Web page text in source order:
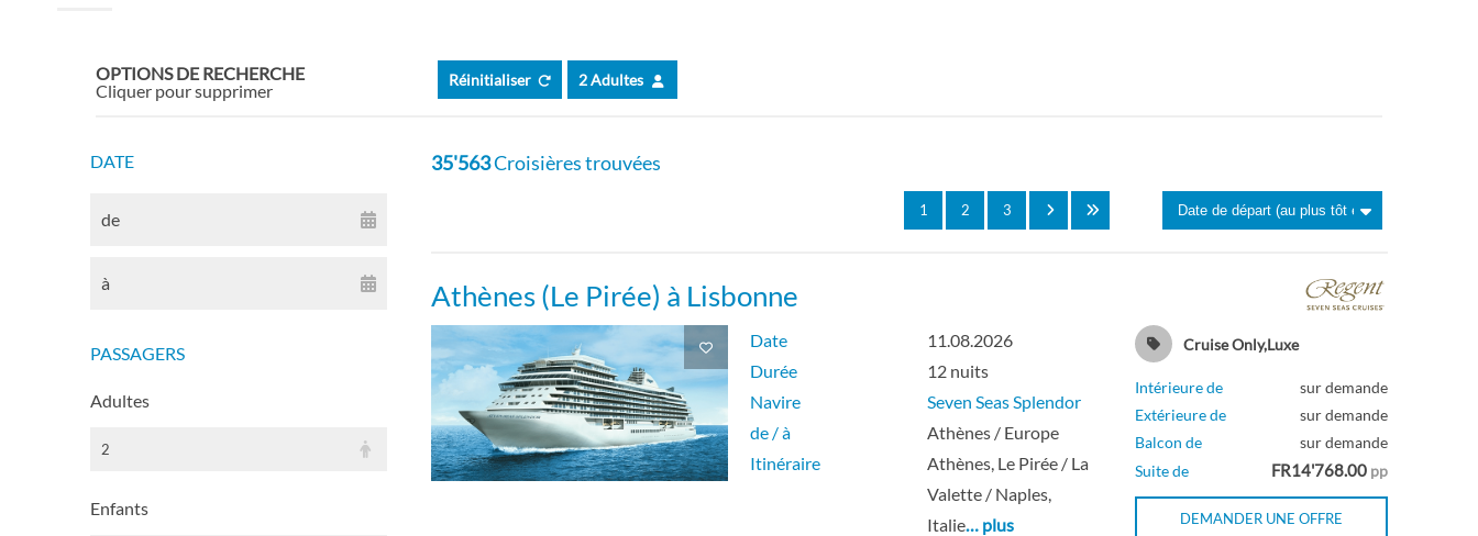
OPTIONS DE RECHERCHE
Cliquer pour supprimer
Réinitialiser 2 Adultes
DATE
de
à
PASSAGERS
Adultes
2
Enfants
35'563Croisières trouvées
1 2 3
Athènes (Le Pirée) à Lisbonne
Date
11.08.2026
Durée
12 nuits
Navire
Seven Seas Splendor
de / à
Athènes / Europe
Itinéraire
Athènes, Le Pirée / La
Valette / Naples,
Italie… plus
Cruise Only,Luxe
Intérieure de
sur demande
Extérieure de
sur demande
Balcon de
sur demande
Suite de
FR14'768.00 pp
DEMANDER UNE OFFRE